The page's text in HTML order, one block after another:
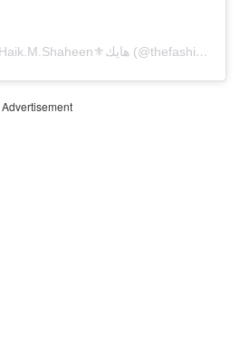
Un post condiviso da ⚜️Haik.M.Shaheen⚜️هايك (@thefashion12)
Advertisement